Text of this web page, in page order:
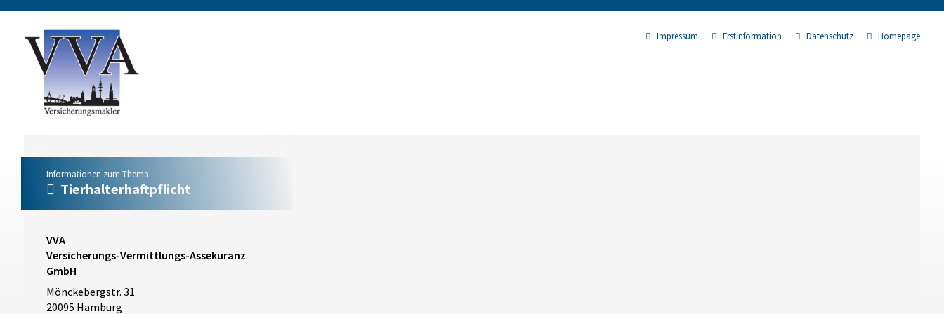
Impressum Erstinformation Datenschutz Homepage
Informationen zum Thema
Tierhalterhaftpflicht
VVA
Versicherungs-Vermittlungs-Assekuranz
GmbH
Mönckebergstr. 31
20095 Hamburg